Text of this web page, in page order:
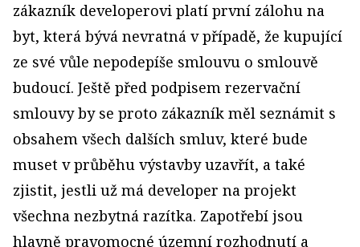
zákazník developerovi platí první zálohu na
byt, která bývá nevratná v případě, že kupující
ze své vůle nepodepíše smlouvu o smlouvě
budoucí. Ještě před podpisem rezervační
smlouvy by se proto zákazník měl seznámit s
obsahem všech dalších smluv, které bude
muset v průběhu výstavby uzavřít, a také
zjistit, jestli už má developer na projekt
všechna nezbytná razítka. Zapotřebí jsou
hlavně pravomocné územní rozhodnutí a